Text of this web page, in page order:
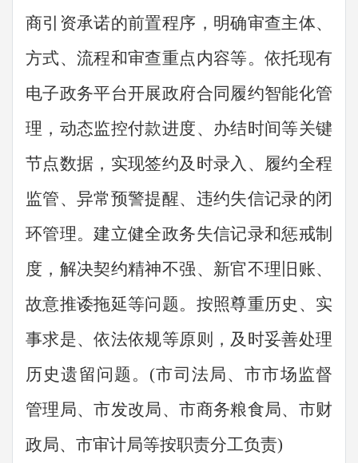
商引资承诺的前置程序，明确审查主体、
方式、流程和审查重点内容等。依托现有
电子政务平台开展政府合同履约智能化管
理，动态监控付款进度、办结时间等关键
节点数据，实现签约及时录入、履约全程
监管、异常预警提醒、违约失信记录的闭
环管理。建立健全政务失信记录和惩戒制
度 ，解决契约精神不强、新官不理旧账、
故意推诿拖延等问题。按照尊重历史、实
事求是、依法依规等原则，及时妥善处理
历史遗留问题。 (市司法局、市市场监督
管理 局、市发改局、市商务粮食局、 市财
政局、市审计局等按职责分工负责)